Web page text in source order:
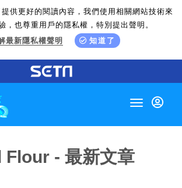
提供更好的閱讀內容，我們使用相關網站技術來
，也尊重用戶的隱私權，特別提出聲明。
最新隱私權聲明
知道了
Toggle
- 最新文章